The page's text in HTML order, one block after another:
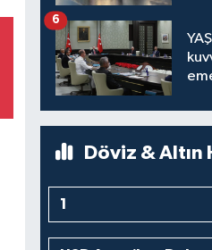
6
Döviz & Altın